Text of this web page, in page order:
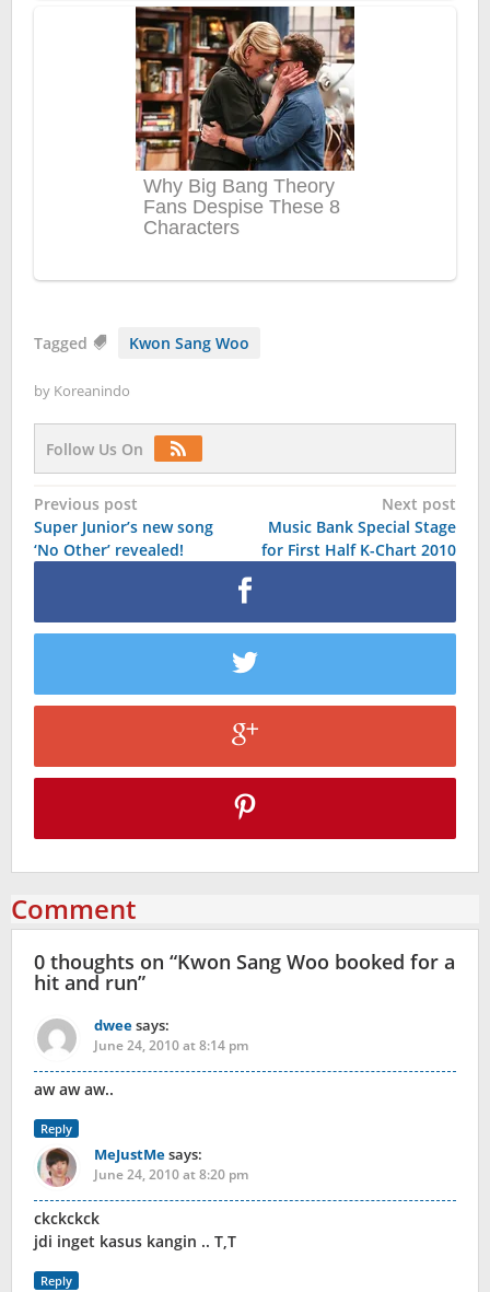
Tagged Kwon Sang Woo
by Koreanindo
Follow Us On
Post
navigation
Previous post
Super Junior’s new song
‘No Other’ revealed!
Next post
Music Bank Special Stage
for First Half K-Chart 2010
Comment
0 thoughts on “Kwon Sang Woo booked for a
hit and run”
dweesays:
June 24, 2010 at 8:14 pm
aw aw aw..
Reply
MeJustMesays:
June 24, 2010 at 8:20 pm
ckckckck
jdi inget kasus kangin .. T,T
Reply